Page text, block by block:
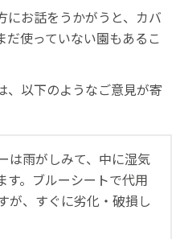
にお話をうかがうと、カバ
だ使っていない園もあるこ
、以下のようなご意見が寄
は雨がしみて、中に湿気
す。ブルーシートで代用
が、すぐに劣化・破損し